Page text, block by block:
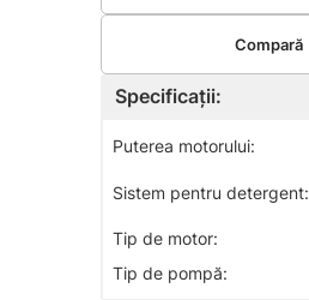
Specificații:
Puterea motorului:
Sistem pentru detergent:
Tip de motor:
Tip de pompă:
Compară